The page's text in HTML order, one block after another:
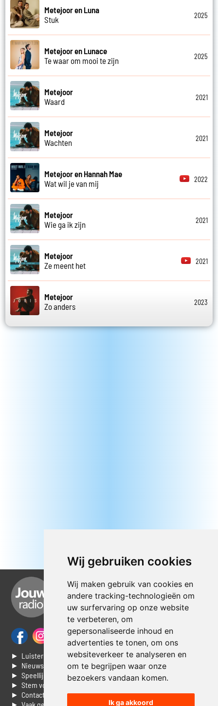
Wij gebruiken cookies
Wij maken gebruik van cookies en
andere tracking-technologieën om
uw surfervaring op onze website
te verbeteren, om
gepersonaliseerde inhoud en
advertenties te tonen, om ons
websiteverkeer te analyseren en
om te begrijpen waar onze
bezoekers vandaan komen.
Ik ga akkoord
Metejoor en Luna
Stuk
2025
Metejoor en Lunace
Te waar om mooi te zijn
2025
Metejoor
Waard
2021
Metejoor
Wachten
2021
Metejoor en Hannah Mae
Wat wil je van mij
2022
Metejoor
Wie ga ik zijn
2021
Metejoor
Ze meent het
2021
Metejoor
Zo anders
2023
► Luisteren naar Jouwradio
► Nieuws
► Speellijst
► Stem voor de Dag top 3
► Contacteer ons